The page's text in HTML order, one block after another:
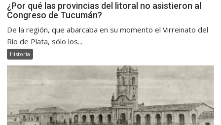
¿Por qué las provincias del litoral no asistieron al
Congreso de Tucumán?
De la región, que abarcaba en su momento el Virreinato del
Río de Plata, sólo los...
Historia